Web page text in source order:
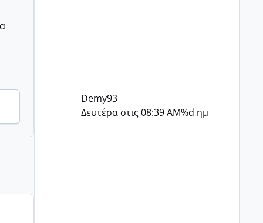
Demy93
Δευτέρα στις 08:39 AM%d ημ